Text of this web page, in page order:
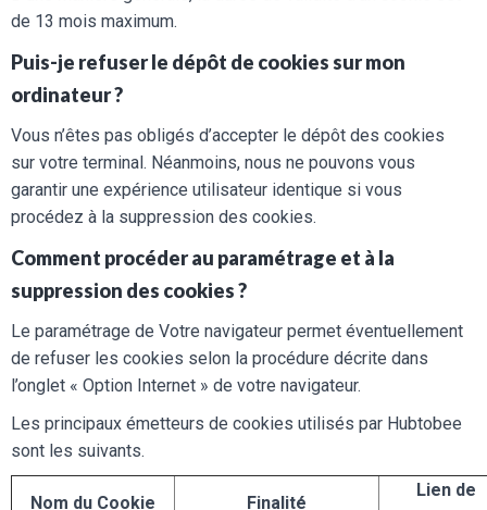
de 13 mois maximum.
Puis-je refuser le dépôt de cookies sur mon
ordinateur ?
Vous n’êtes pas obligés d’accepter le dépôt des cookies
sur votre terminal. Néanmoins, nous ne pouvons vous
garantir une expérience utilisateur identique si vous
procédez à la suppression des cookies.
Comment procéder au paramétrage et à la
suppression des cookies ?
Le paramétrage de Votre navigateur permet éventuellement
de refuser les cookies selon la procédure décrite dans
l’onglet « Option Internet » de votre navigateur.
Les principaux émetteurs de cookies utilisés par Hubtobee
sont les suivants.
Nom du Cookie Finalité
Lien de